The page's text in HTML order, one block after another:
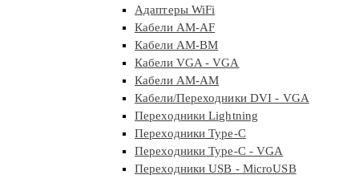
Адаптеры WiFi
Кабели AM-AF
Кабели AM-BM
Кабели VGA - VGA
Кабели АМ-АМ
Кабели/Переходники DVI - VGA
Переходники Lightning
Переходники Type-C
Переходники Type-C - VGA
Переходники USB - MicroUSB